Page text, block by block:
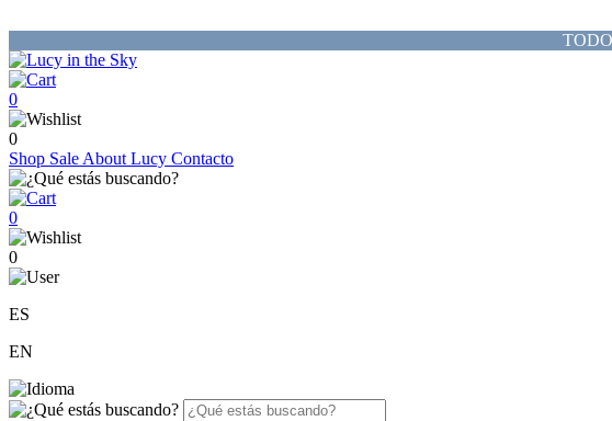
0
0
Shop Sale About Lucy Contacto
0
0
ES
EN